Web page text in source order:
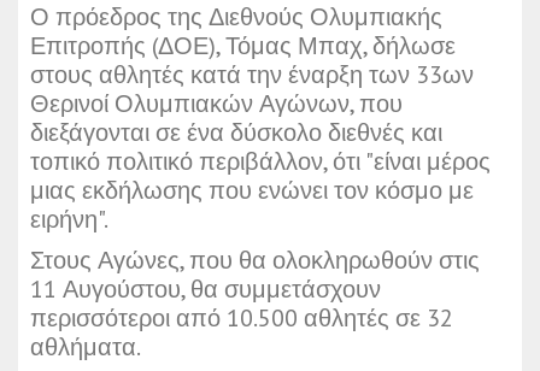
Ο πρόεδρος της Διεθνούς Ολυμπιακής
Επιτροπής (ΔΟΕ), Τόμας Μπαχ, δήλωσε
στους αθλητές κατά την έναρξη των 33ων
Θερινοί Ολυμπιακών Αγώνων, που
διεξάγονται σε ένα δύσκολο διεθνές και
τοπικό πολιτικό περιβάλλον, ότι "είναι μέρος
μιας εκδήλωσης που ενώνει τον κόσμο με
ειρήνη".
Στους Αγώνες, που θα ολοκληρωθούν στις
11 Αυγούστου, θα συμμετάσχουν
περισσότεροι από 10.500 αθλητές σε 32
αθλήματα.